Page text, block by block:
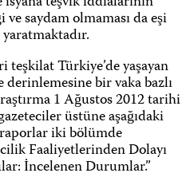
saydam olmaması da eşi
teşkilat Türkiye’de yaşayan
bir vaka bazlı
1 Ağustos 2012 tarihi
üstüne aşağıdaki
iki bölümde
Faaliyetlerinden Dolayı
İncelenen Durumlar.”